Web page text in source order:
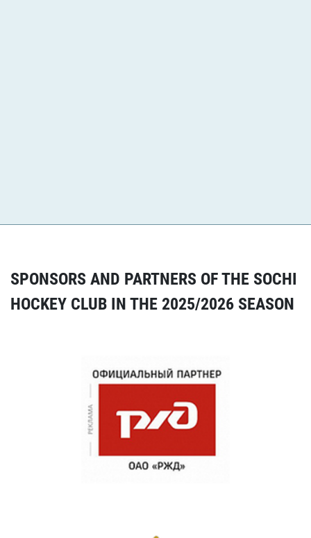
SPONSORS AND PARTNERS OF THE SOCHI
HOCKEY CLUB IN THE 2025/2026 SEASON